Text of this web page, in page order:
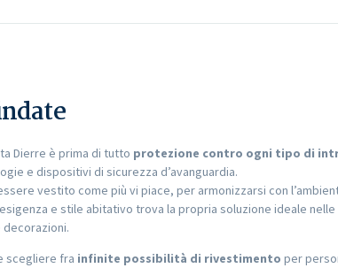
Dierre è prima di tutto protezione contro ogni tipo di
e dispositivi di sicurezza d’avanguardia.
vestito come più vi piace, per armonizzarsi con
e stile abitativo trova la propria soluzione ideale
scegliere fra infinite possibilità di rivestimento per